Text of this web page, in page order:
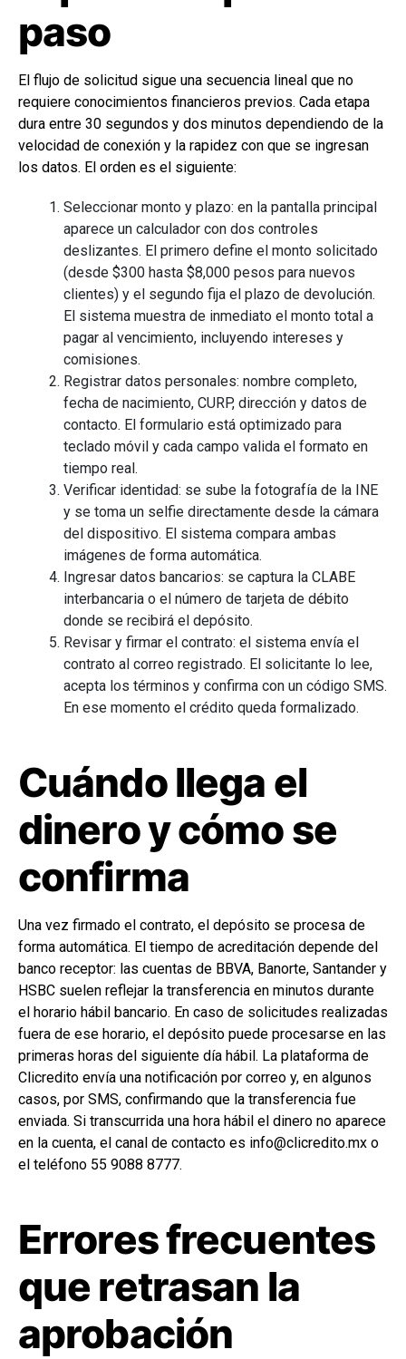
paso
El flujo de solicitud sigue una secuencia lineal que no
requiere conocimientos financieros previos. Cada etapa
dura entre 30 segundos y dos minutos dependiendo de la
velocidad de conexión y la rapidez con que se ingresan
los datos. El orden es el siguiente:
Seleccionar monto y plazo: en la pantalla principal
aparece un calculador con dos controles
deslizantes. El primero define el monto solicitado
(desde $300 hasta $8,000 pesos para nuevos
clientes) y el segundo fija el plazo de devolución.
El sistema muestra de inmediato el monto total a
pagar al vencimiento, incluyendo intereses y
comisiones.
Registrar datos personales: nombre completo,
fecha de nacimiento, CURP, dirección y datos de
contacto. El formulario está optimizado para
teclado móvil y cada campo valida el formato en
tiempo real.
Verificar identidad: se sube la fotografía de la INE
y se toma un selfie directamente desde la cámara
del dispositivo. El sistema compara ambas
imágenes de forma automática.
Ingresar datos bancarios: se captura la CLABE
interbancaria o el número de tarjeta de débito
donde se recibirá el depósito.
Revisar y firmar el contrato: el sistema envía el
contrato al correo registrado. El solicitante lo lee,
acepta los términos y confirma con un código SMS.
En ese momento el crédito queda formalizado.
Cuándo llega el
dinero y cómo se
confirma
Una vez firmado el contrato, el depósito se procesa de
forma automática. El tiempo de acreditación depende del
banco receptor: las cuentas de BBVA, Banorte, Santander y
HSBC suelen reflejar la transferencia en minutos durante
el horario hábil bancario. En caso de solicitudes realizadas
fuera de ese horario, el depósito puede procesarse en las
primeras horas del siguiente día hábil. La plataforma de
Clicredito envía una notificación por correo y, en algunos
casos, por SMS, confirmando que la transferencia fue
enviada. Si transcurrida una hora hábil el dinero no aparece
en la cuenta, el canal de contacto es info@clicredito.mx o
el teléfono 55 9088 8777.
Errores frecuentes
que retrasan la
aprobación